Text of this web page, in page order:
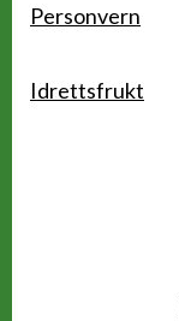
Personvern
Idrettsfrukt